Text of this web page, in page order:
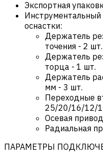
Экспортная
оснастки:
Держатель
точения - 2 шт.
Держатель
торца - 1 шт.
Держатель
мм - 3 шт.
Переходные
25/20/16/12/
Осевая
Радиальная
ПАРАМЕТРЫ